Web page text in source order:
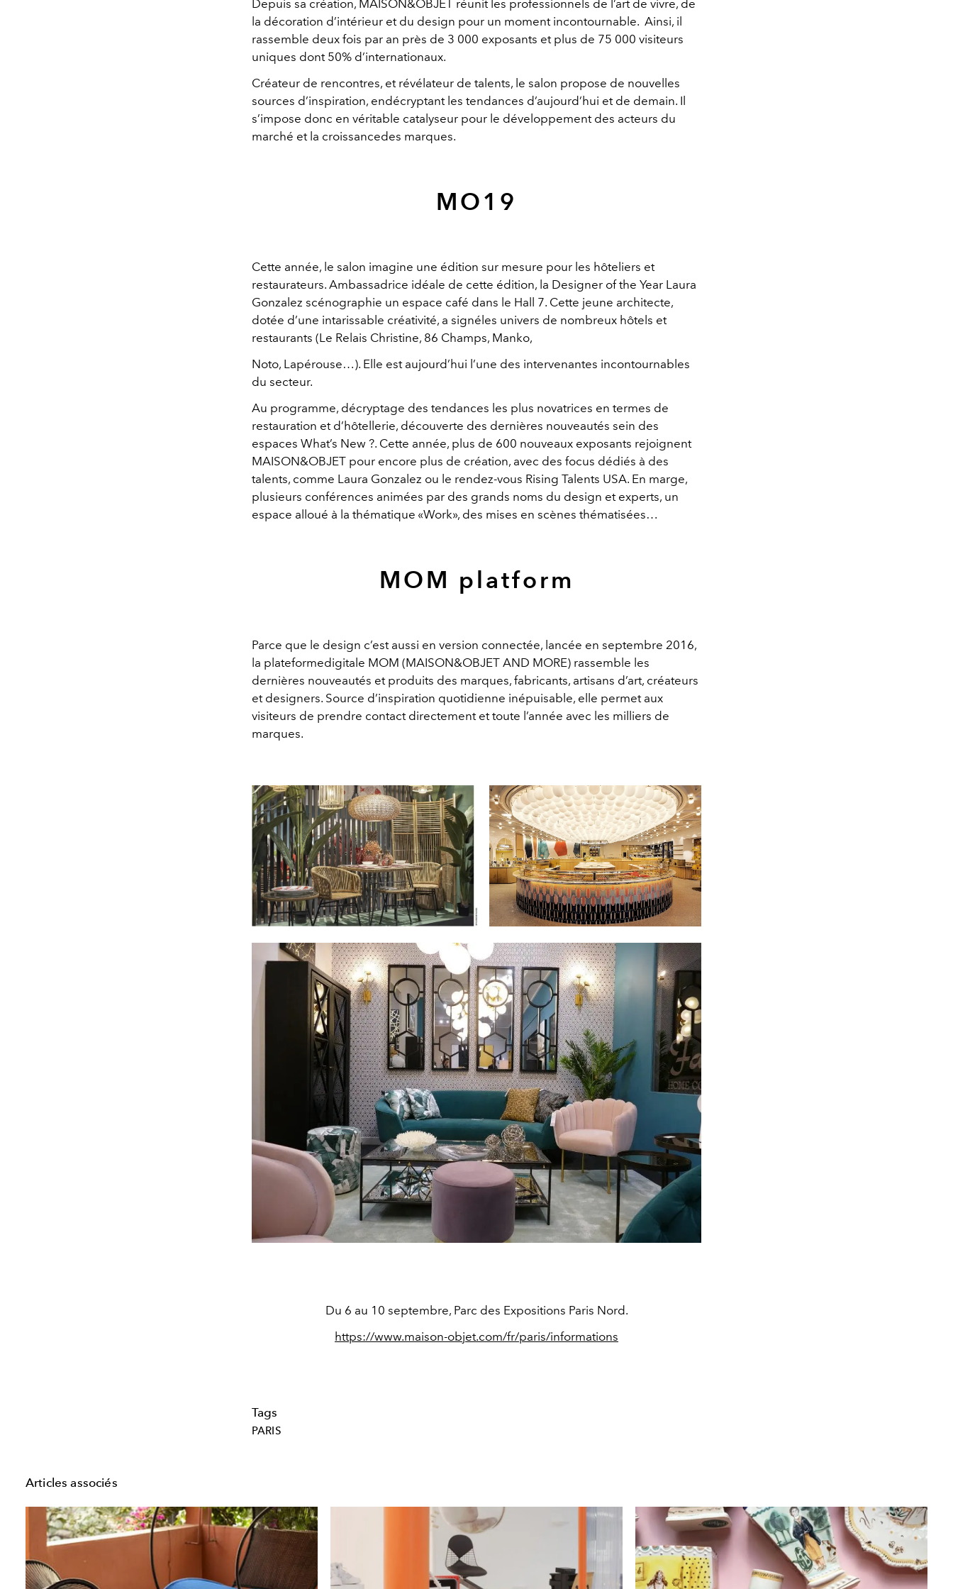
Depuis sa création, MAISON&OBJET réunit les professionnels de l’art de vivre, de
la décoration d’intérieur et du design pour un moment incontournable. Ainsi, il
rassemble deux fois par an près de 3 000 exposants et plus de 75 000 visiteurs
uniques dont 50% d’internationaux.
Créateur de rencontres, et révélateur de talents, le salon propose de nouvelles
sources d’inspiration, endécryptant les tendances d’aujourd’hui et de demain. Il
s’impose donc en véritable catalyseur pour le développement des acteurs du
marché et la croissancedes marques.
MO19
Cette année, le salon imagine une édition sur mesure pour les hôteliers et
restaurateurs. Ambassadrice idéale de cette édition, la Designer of the Year Laura
Gonzalez scénographie un espace café dans le Hall 7. Cette jeune architecte,
dotée d’une intarissable créativité, a signéles univers de nombreux hôtels et
restaurants (Le Relais Christine, 86 Champs, Manko,
Noto, Lapérouse…). Elle est aujourd’hui l’une des intervenantes incontournables
du secteur.
Au programme, décryptage des tendances les plus novatrices en termes de
restauration et d’hôtellerie, découverte des dernières nouveautés sein des
espaces What’s New ?. Cette année, plus de 600 nouveaux exposants rejoignent
MAISON&OBJET pour encore plus de création, avec des focus dédiés à des
talents, comme Laura Gonzalez ou le rendez-vous Rising Talents USA. En marge,
plusieurs conférences animées par des grands noms du design et experts, un
espace alloué à la thématique «Work», des mises en scènes thématisées…
MOM platform
Parce que le design c’est aussi en version connectée, lancée en septembre 2016,
la plateformedigitale MOM (MAISON&OBJET AND MORE) rassemble les
dernières nouveautés et produits des marques, fabricants, artisans d’art, créateurs
et designers. Source d’inspiration quotidienne inépuisable, elle permet aux
visiteurs de prendre contact directement et toute l’année avec les milliers de
marques.
Du 6 au 10 septembre, Parc des Expositions Paris Nord.
https://www.maison-objet.com/fr/paris/informations
Tags
PARIS
Articles associés